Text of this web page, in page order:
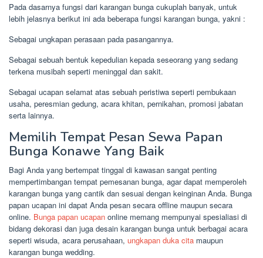
Pada dasarnya fungsi dari karangan bunga cukuplah banyak, untuk
lebih jelasnya berikut ini ada beberapa fungsi karangan bunga, yakni :
Sebagai ungkapan perasaan pada pasangannya.
Sebagai sebuah bentuk kepedulian kepada seseorang yang sedang
terkena musibah seperti meninggal dan sakit.
Sebagai ucapan selamat atas sebuah peristiwa seperti pembukaan
usaha, peresmian gedung, acara khitan, pernikahan, promosi jabatan
serta lainnya.
Memilih Tempat Pesan Sewa Papan
Bunga Konawe Yang Baik
Bagi Anda yang bertempat tinggal di kawasan sangat penting
mempertimbangan tempat pemesanan bunga, agar dapat memperoleh
karangan bunga yang cantik dan sesuai dengan keinginan Anda. Bunga
papan ucapan ini dapat Anda pesan secara offline maupun secara
online. Bunga papan ucapan online memang mempunyai spesialiasi di
bidang dekorasi dan juga desain karangan bunga untuk berbagai acara
seperti wisuda, acara perusahaan, ungkapan duka cita maupun
karangan bunga wedding.